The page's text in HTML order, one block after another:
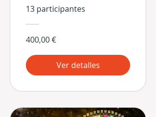
13 participantes
400,00 €
Ver detalles